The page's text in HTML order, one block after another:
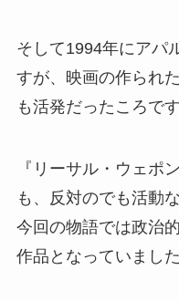
そして1994年にアパ
すが、映画の作られ
も活発だったころです
『リーサル・ウェポ
も、反対のでも活動
今回の物語では政治
作品となっていました